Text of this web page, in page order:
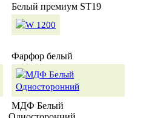
Белый премиум ST19
Фарфор белый
МДФ Белый